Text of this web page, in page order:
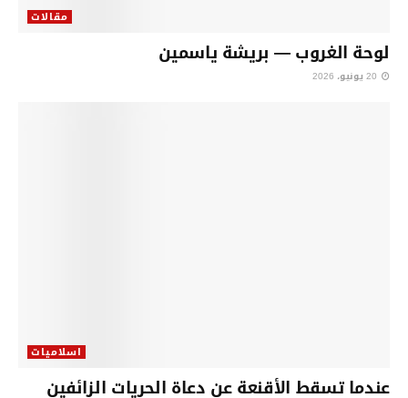
مقالات
لوحة الغروب — بريشة ياسمين
اسلاميات
عندما تسقط الأقنعة عن دعاة الحريات الزائفين